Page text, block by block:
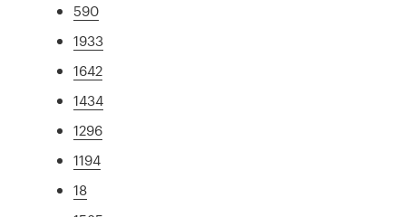
590
1933
1642
1434
1296
1194
18